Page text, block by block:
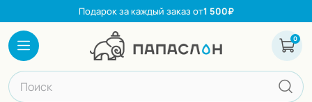
Подарок за каждый заказ от1 500₽
Каталог
Поиск по сайту
0
Корзина